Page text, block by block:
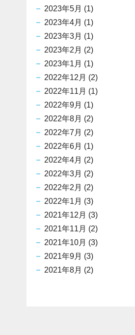
2023年5月 (1)
2023年4月 (1)
2023年3月 (1)
2023年2月 (2)
2023年1月 (1)
2022年12月 (2)
2022年11月 (1)
2022年9月 (1)
2022年8月 (2)
2022年7月 (2)
2022年6月 (1)
2022年4月 (2)
2022年3月 (2)
2022年2月 (2)
2022年1月 (3)
2021年12月 (3)
2021年11月 (2)
2021年10月 (3)
2021年9月 (3)
2021年8月 (2)